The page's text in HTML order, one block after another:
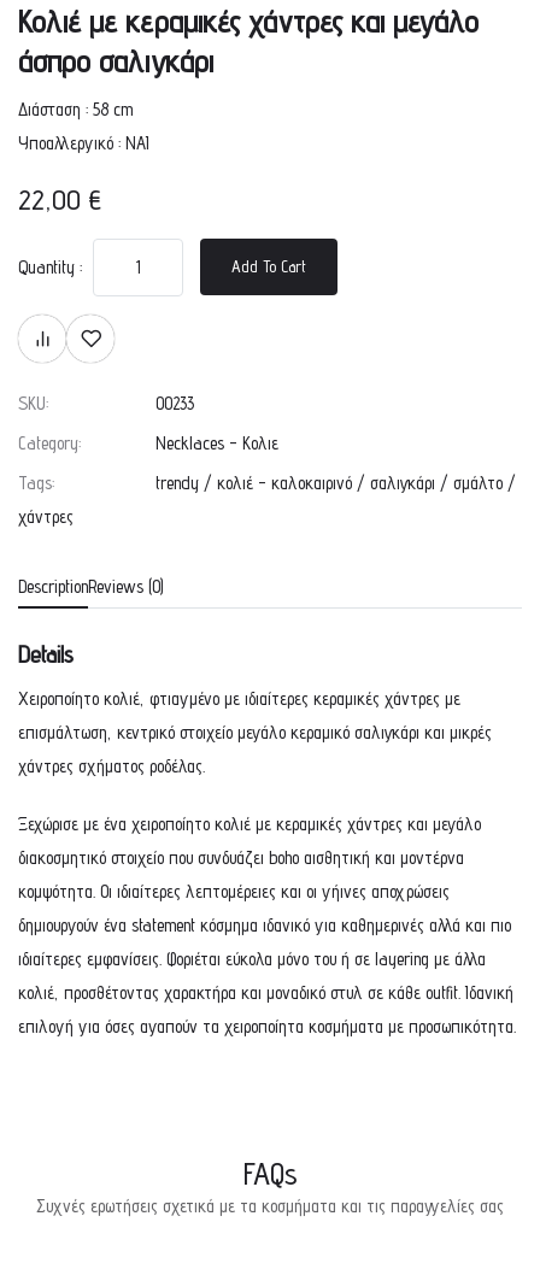
Κολιέ με κεραμικές χάντρες και μεγάλο
άσπρο σαλιγκάρι
Διάσταση : 58 cm
Υποαλλεργικό : ΝΑΙ
22,00 €
Quantity : Add To Cart
SKU:
00233
Category:
Necklaces - Κολιε
Tags:
trendy / κολιέ - καλοκαιρινό / σαλιγκάρι / σμάλτο /
χάντρες
DescriptionReviews (0)
Details
Χειροποίητο κολιέ, φτιαγμένο με ιδιαίτερες κεραμικές χάντρες με
επισμάλτωση, κεντρικό στοιχείο μεγάλο κεραμικό σαλιγκάρι και μικρές
χάντρες σχήματος ροδέλας.
Ξεχώρισε με ένα χειροποίητο κολιέ με κεραμικές χάντρες και μεγάλο
διακοσμητικό στοιχείο που συνδυάζει boho αισθητική και μοντέρνα
κομψότητα. Οι ιδιαίτερες λεπτομέρειες και οι γήινες αποχρώσεις
δημιουργούν ένα statement κόσμημα ιδανικό για καθημερινές αλλά και πιο
ιδιαίτερες εμφανίσεις. Φοριέται εύκολα μόνο του ή σε layering με άλλα
κολιέ, προσθέτοντας χαρακτήρα και μοναδικό στυλ σε κάθε outfit. Ιδανική
επιλογή για όσες αγαπούν τα χειροποίητα κοσμήματα με προσωπικότητα.
FAQs
Συχνές ερωτήσεις σχετικά με τα κοσμήματα και τις παραγγελίες σας